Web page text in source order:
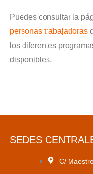
Puedes consultar la
personas trabajadoras
los diferentes
disponibles.
SEDES
C/